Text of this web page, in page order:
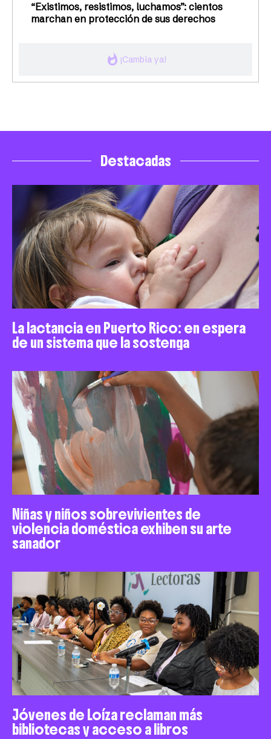
whatshot ¡Cambia ya!
“Existimos, resistimos, luchamos”: cientos
marchan en protección de sus derechos
Destacadas
La lactancia en Puerto Rico: en espera
de un sistema que la sostenga
Niñas y niños sobrevivientes de
violencia doméstica exhiben su arte
sanador
Jóvenes de Loíza reclaman más
bibliotecas y acceso a libros